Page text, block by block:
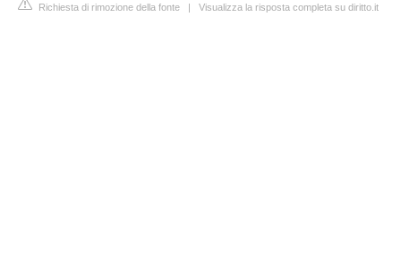
Richiesta di rimozione della fonte | Visualizza la risposta completa su diritto.it